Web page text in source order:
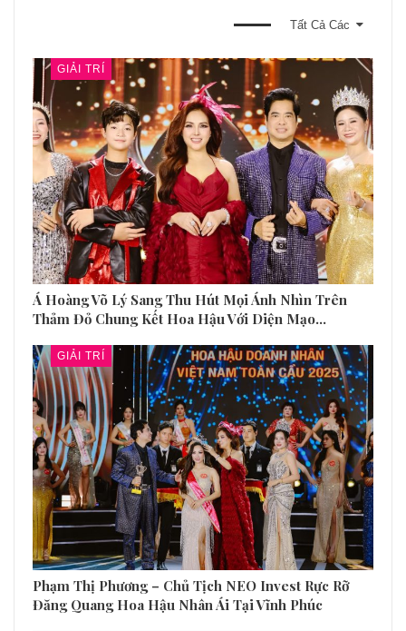
Tất Cả Các
GIẢI TRÍ
Á Hoàng Võ Lý Sang Thu Hút Mọi Ánh Nhìn Trên
Thảm Đỏ Chung Kết Hoa Hậu Với Diện Mạo…
GIẢI TRÍ
Phạm Thị Phương – Chủ Tịch NEO Invest Rực Rỡ
Đăng Quang Hoa Hậu Nhân Ái Tại Vĩnh Phúc